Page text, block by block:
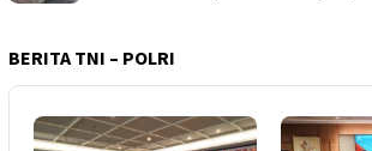
BERITA TNI – POLRI